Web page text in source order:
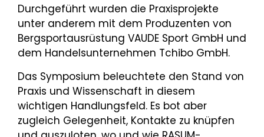
Durchgeführt wurden die Praxisprojekte
unter anderem mit dem Produzenten von
Bergsportausrüstung VAUDE Sport GmbH und
dem Handelsunternehmen Tchibo GmbH.
Das Symposium beleuchtete den Stand von
Praxis und Wissenschaft in diesem
wichtigen Handlungsfeld. Es bot aber
zugleich Gelegenheit, Kontakte zu knüpfen